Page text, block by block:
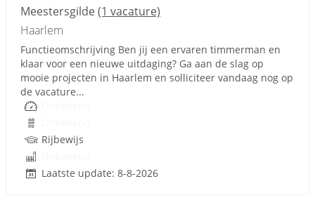
Meestersgilde(1 vacature)
Haarlem
Functieomschrijving Ben jij een ervaren timmerman en
klaar voor een nieuwe uitdaging? Ga aan de slag op
mooie projecten in Haarlem en solliciteer vandaag nog op
de vacature...
Rijbewijs
Laatste update: 8-8-2026